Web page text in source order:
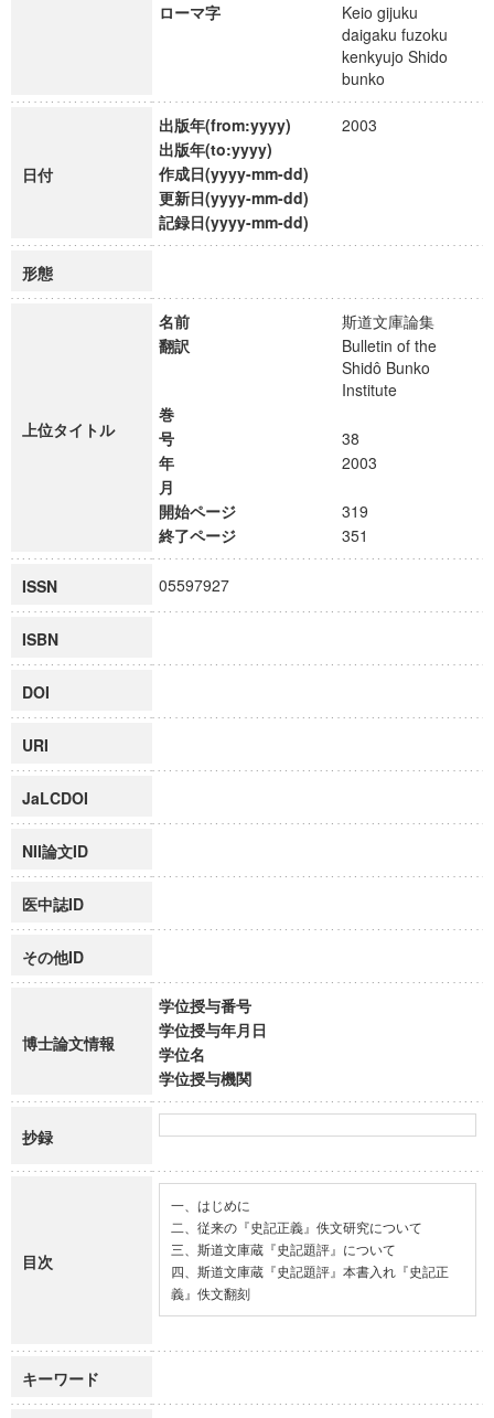
ローマ字
Keio gijuku
daigaku fuzoku
kenkyujo Shido
bunko
日付
出版年(from:yyyy)
2003
出版年(to:yyyy)
作成日(yyyy-mm-dd)
更新日(yyyy-mm-dd)
記録日(yyyy-mm-dd)
形態
上位タイトル
名前
斯道文庫論集
翻訳
Bulletin of the
Shidô Bunko
Institute
巻
号
38
年
2003
月
開始ページ
319
終了ページ
351
ISSN 05597927
ISBN
DOI
URI
JaLCDOI
NII論文ID
医中誌ID
その他ID
博士論文情報
学位授与番号
学位授与年月日
学位名
学位授与機関
抄録
目次
一、はじめに
二、従来の『史記正義』佚文研究について
三、斯道文庫蔵『史記題評』について
四、斯道文庫蔵『史記題評』本書入れ『史記正
義』佚文翻刻
キーワード